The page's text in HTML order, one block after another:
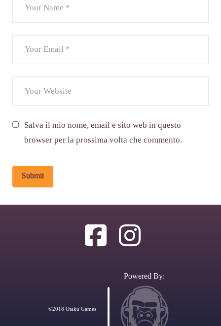
Salva il mio nome, email e sito web in questo
browser per la prossima volta che commento.
©2018 Otaku Games
Powered By: